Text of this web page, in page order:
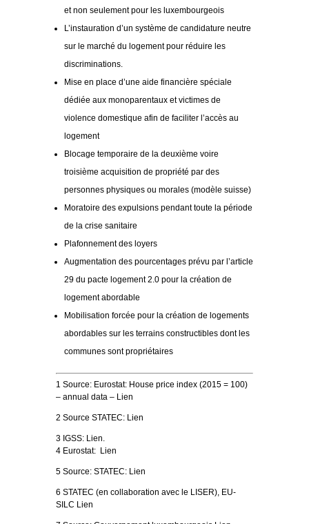
et non seulement pour les luxembourgeois
L’instauration d’un système de candidature neutre
sur le marché du logement pour réduire les
discriminations.
Mise en place d’une aide financière spéciale
dédiée aux monoparentaux et victimes de
violence domestique afin de faciliter l’accès au
logement
Blocage temporaire de la deuxième voire
troisième acquisition de propriété par des
personnes physiques ou morales (modèle suisse)
Moratoire des expulsions pendant toute la période
de la crise sanitaire
Plafonnement des loyers
Augmentation des pourcentages prévu par l’article
29 du pacte logement 2.0 pour la création de
logement abordable
Mobilisation forcée pour la création de logements
abordables sur les terrains constructibles dont les
communes sont propriétaires
1 Source: Eurostat: House price index (2015 = 100)
– annual data – Lien
2 Source STATEC: Lien
3IGSS: Lien.
4Eurostat: Lien
5Source: STATEC: Lien
6 STATEC (en collaboration avec le LISER), EU-
SILC Lien